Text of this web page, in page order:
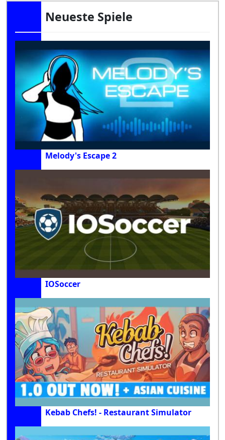
Neueste Spiele
Melody's Escape 2
IOSoccer
Kebab Chefs! - Restaurant Simulator